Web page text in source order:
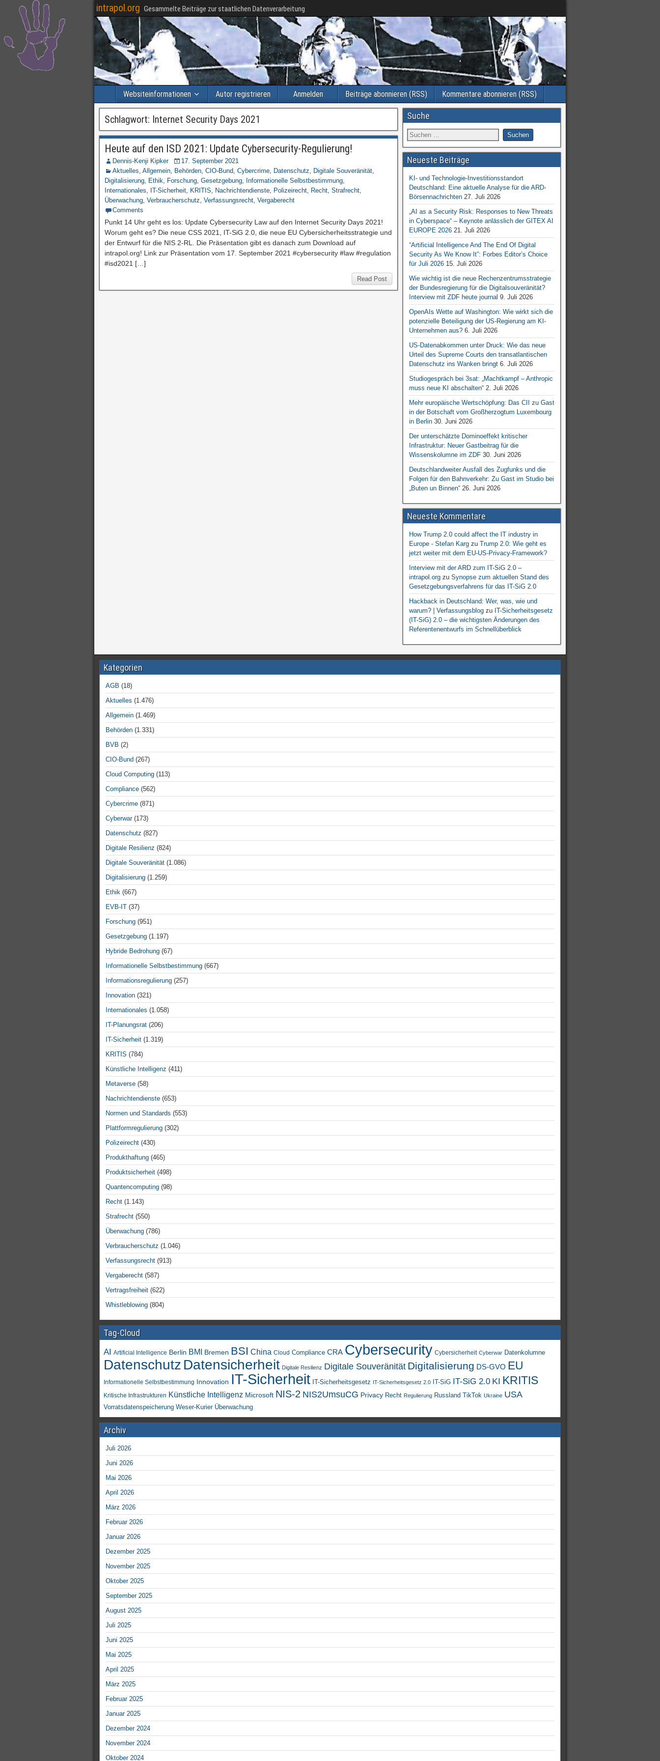
intrapol.org Gesammelte Beiträge zur staatlichen Datenverarbeitung
Websiteinformationen Autor registrieren Anmelden Beiträge abonnieren (RSS) Kommentare abonnieren (RSS)
Schlagwort: Internet Security Days 2021
Heute auf den ISD 2021: Update Cybersecurity-Regulierung!
Dennis-Kenji Kipker
17. September 2021
Aktuelles, Allgemein, Behörden, CIO-Bund, Cybercrime, Datenschutz, Digitale Souveränität,
Digitalisierung, Ethik, Forschung, Gesetzgebung, Informationelle Selbstbestimmung,
Internationales, IT-Sicherheit, KRITIS, Nachrichtendienste, Polizeirecht, Recht, Strafrecht,
Überwachung, Verbraucherschutz, Verfassungsrecht, Vergaberecht
Comments
Punkt 14 Uhr geht es los: Update Cybersecurity Law auf den Internet Security Days 2021!
Worum geht es? Die neue CSS 2021, IT-SiG 2.0, die neue EU Cybersicherheitsstrategie und
der Entwurf für die NIS 2-RL. Die Präsentation gibt es danach zum Download auf
intrapol.org! Link zur Präsentation vom 17. September 2021 #cybersecurity #law #regulation
#isd2021 […]
Read Post
Suche
Neueste Beiträge
KI- und Technologie-Investitionsstandort
Deutschland: Eine aktuelle Analyse für die ARD-
Börsennachrichten 27. Juli 2026
„AI as a Security Risk: Responses to New Threats
in Cyberspace“ – Keynote anlässlich der GITEX AI
EUROPE 2026 21. Juli 2026
“Artificial Intelligence And The End Of Digital
Security As We Know It”: Forbes Editor’s Choice
für Juli 2026 15. Juli 2026
Wie wichtig ist die neue Rechenzentrumsstrategie
der Bundesregierung für die Digitalsouveränität?
Interview mit ZDF heute journal 9. Juli 2026
OpenAIs Wette auf Washington: Wie wirkt sich die
potenzielle Beteiligung der US-Regierung am KI-
Unternehmen aus? 6. Juli 2026
US-Datenabkommen unter Druck: Wie das neue
Urteil des Supreme Courts den transatlantischen
Datenschutz ins Wanken bringt 6. Juli 2026
Studiogespräch bei 3sat: „Machtkampf – Anthropic
muss neue KI abschalten“ 2. Juli 2026
Mehr europäische Wertschöpfung: Das CII zu Gast
in der Botschaft vom Großherzogtum Luxembourg
in Berlin 30. Juni 2026
Der unterschätzte Dominoeffekt kritischer
Infrastruktur: Neuer Gastbeitrag für die
Wissenskolumne im ZDF 30. Juni 2026
Deutschlandweiter Ausfall des Zugfunks und die
Folgen für den Bahnverkehr: Zu Gast im Studio bei
„Buten un Binnen“ 26. Juni 2026
Neueste Kommentare
How Trump 2.0 could affect the IT industry in
Europe - Stefan Kargzu Trump 2.0: Wie geht es
jetzt weiter mit dem EU-US-Privacy-Framework?
Interview mit der ARD zum IT-SiG 2.0 –
intrapol.orgzu Synopse zum aktuellen Stand des
Gesetzgebungsverfahrens für das IT-SiG 2.0
Hackback in Deutschland: Wer, was, wie und
warum? | Verfassungsblogzu IT-Sicherheitsgesetz
(IT-SiG) 2.0 – die wichtigsten Änderungen des
Referentenentwurfs im Schnellüberblick
Kategorien
AGB (18)
Aktuelles (1.476)
Allgemein (1.469)
Behörden (1.331)
BVB (2)
CIO-Bund (267)
Cloud Computing (113)
Compliance (562)
Cybercrime (871)
Cyberwar(173)
Datenschutz (827)
Digitale Resilienz (824)
Digitale Souveränität (1.086)
Digitalisierung (1.259)
Ethik (667)
EVB-IT (37)
Forschung (951)
Gesetzgebung (1.197)
Hybride Bedrohung (67)
Informationelle Selbstbestimmung (667)
Informationsregulierung (257)
Innovation (321)
Internationales (1.058)
IT-Planungsrat (206)
IT-Sicherheit (1.319)
KRITIS (784)
Künstliche Intelligenz (411)
Metaverse (58)
Nachrichtendienste (653)
Normen und Standards (553)
Plattformregulierung (302)
Polizeirecht (430)
Produkthaftung (465)
Produktsicherheit (498)
Quantencomputing (98)
Recht (1.143)
Strafrecht (550)
Überwachung (786)
Verbraucherschutz (1.046)
Verfassungsrecht (913)
Vergaberecht (587)
Vertragsfreiheit (622)
Whistleblowing (804)
Tag-Cloud
AI Artificial Intelligence Berlin BMI Bremen BSI China Cloud Compliance CRA Cybersecurity Cybersicherheit Cyberwar Datenkolumne
Datenschutz Datensicherheit Digitale Resilienz Digitale Souveränität Digitalisierung DS-GVO EU
Informationelle Selbstbestimmung Innovation IT-Sicherheit IT-Sicherheitsgesetz IT-Sicherheitsgesetz 2.0 IT-SiG IT-SiG 2.0 KI KRITIS
Kritische Infrastrukturen Künstliche Intelligenz Microsoft NIS-2 NIS2UmsuCG Privacy Recht Regulierung Russland TikTok Ukraine USA
Vorratsdatenspeicherung Weser-Kurier Überwachung
Archiv
Juli 2026
Juni 2026
Mai 2026
April 2026
März 2026
Februar 2026
Januar 2026
Dezember 2025
November 2025
Oktober 2025
September 2025
August 2025
Juli 2025
Juni 2025
Mai 2025
April 2025
März 2025
Februar 2025
Januar 2025
Dezember 2024
November 2024
Oktober 2024